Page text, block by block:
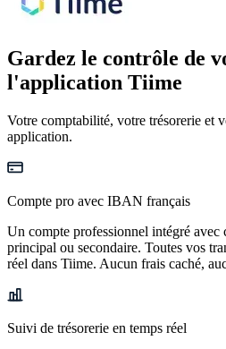
Gardez le contrôle de
l'application Tiime
Votre comptabilité, votre trésorerie et
application.
Compte pro avec IBAN français
Un compte professionnel intégré avec
principal ou secondaire. Toutes vos
réel dans Tiime. Aucun frais caché,
Suivi de trésorerie en temps réel